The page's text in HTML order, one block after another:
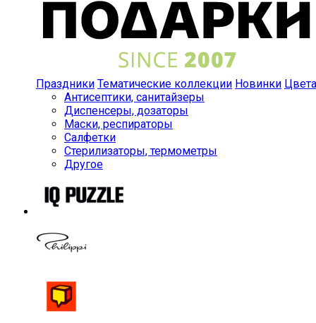
Праздники Тематические коллекции Новинки Цвета
Антисептики, санитайзеры
Диспенсеры, дозаторы
Маски, респираторы
Салфетки
Стерилизаторы, термометры
Другое